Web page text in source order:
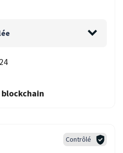
Contrôlé